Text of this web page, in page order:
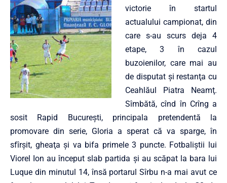
victorie în startul
actualului campionat, din
care s-au scurs deja 4
etape, 3 în cazul
buzoienilor, care mai au
de disputat şi restanţa cu
Ceahlăul Piatra Neamţ.
Sîmbătă, cînd în Crîng a
sosit Rapid Bucureşti, principala pretendentă la
promovare din serie, Gloria a sperat că va sparge, în
sfîrşit, gheaţa şi va bifa primele 3 puncte. Fotbaliştii lui
Viorel Ion au început slab partida şi au scăpat la bara lui
Luque din minutul 14, însă portarul Sîrbu n-a mai avut ce